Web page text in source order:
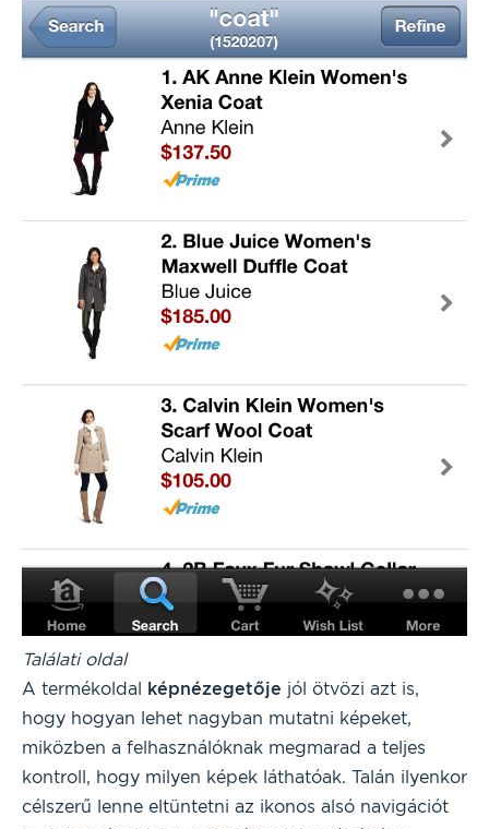
Találati oldal
A termékoldal képnézegetője jól ötvözi azt is,
hogy hogyan lehet nagyban mutatni képeket,
miközben a felhasználóknak megmarad a teljes
kontroll, hogy milyen képek láthatóak. Talán ilyenkor
célszerű lenne eltüntetni az ikonos alsó navigációt